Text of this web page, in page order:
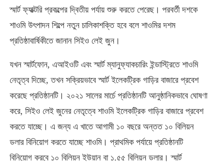
স্মার্ট ফ্যাক্টরি প্রকল্পের দ্বিতীয় পর্যায় শুরু করতে পেরেছ। পরবর্তী দশকে
শাওমি উৎপাদন শিল্পে নতুন চালিকাশক্তি হবে বলে শাওমির দশম
প্রতিষ্ঠাবার্ষিকীতে জানান সিইও লেই জুন।
যখন স্মার্টফোন, এআইওটি এবং স্মার্ট ম্যানুফ্যাকচারিং ইন্ডাস্ট্রিতে শাওমি
নেতৃত্ব দিচ্ছে, তখন সক্রিয়ভাবে স্মার্ট ইলেকট্রিক গাড়ির বাজারে প্রবেশ
করেছে প্রতিষ্ঠানটি। ২০২১ সালের মার্চে প্রতিষ্ঠানটি আনুষ্ঠানিকভাবে ঘোষণা
করে, সিইও লেই জুনের নেতৃত্বে শাওমি ইলেকট্রিক গাড়ির বাজারে প্রবেশ
করতে যাচ্ছে। এ জন্য এ খাতে আগামী ১০ বছরে অন্তত ১০ বিলিয়ন
ডলার বিনিয়োগ করতে যাচ্ছে শাওমি। প্রাথমিক পর্যায়ে প্রতিষ্ঠানটি
বিনিয়োগ করবে ১০ বিলিয়ন ইউয়ান বা ১.৫৫ বিলিয়ন ডলার। স্মার্ট